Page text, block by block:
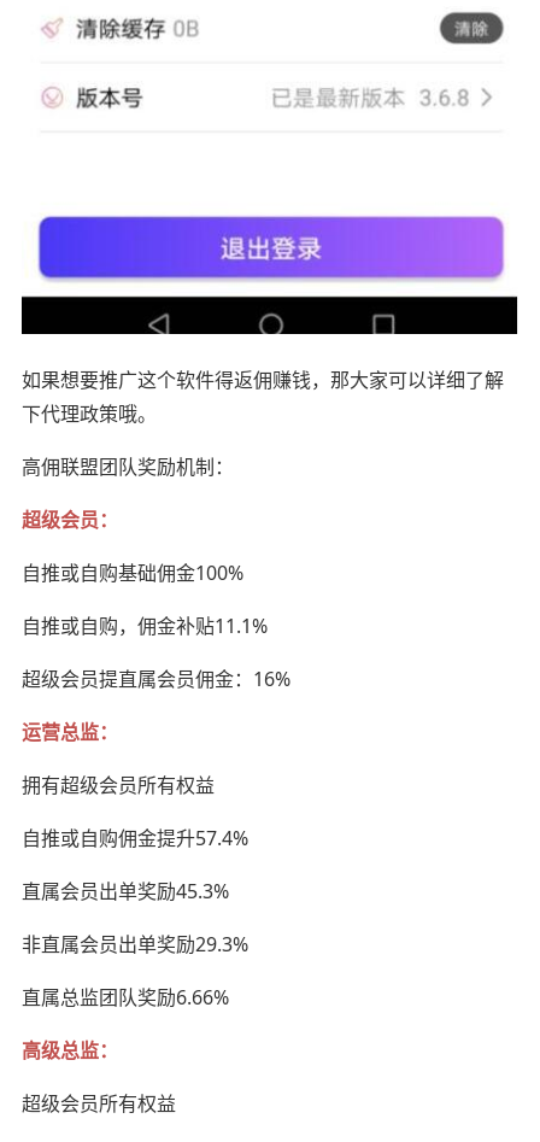
如果想要推广这个软件得返佣赚钱，那大家可以详细了解
下代理政策哦。
高佣联盟团队奖励机制：
超级会员：
自推或自购基础佣金100%
自推或自购，佣金补贴11.1%
超级会员提直属会员佣金：16%
运营总监：
拥有超级会员所有权益
自推或自购佣金提升57.4%
直属会员出单奖励45.3%
非直属会员出单奖励29.3%
直属总监团队奖励6.66%
高级总监：
超级会员所有权益